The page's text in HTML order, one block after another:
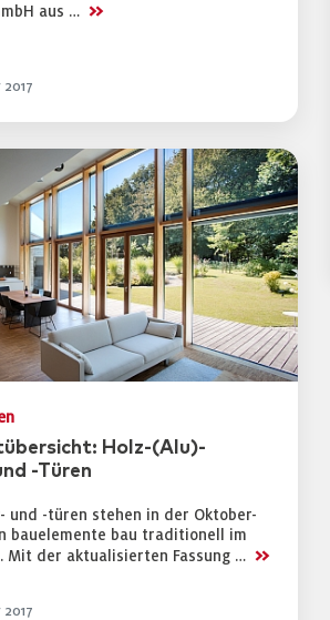
aus … >>
Holz-(Alu)-
-Türen
und -türen stehen in der Oktober-
bauelemente bau traditionell im
Mit der aktualisierten Fassung … >>